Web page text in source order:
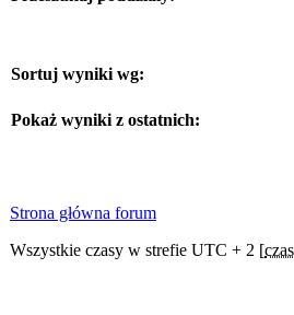
Sortuj wyniki wg:
Pokaż wyniki z ostatnich:
Strona główna forum
Wszystkie czasy w strefie UTC + 2 [